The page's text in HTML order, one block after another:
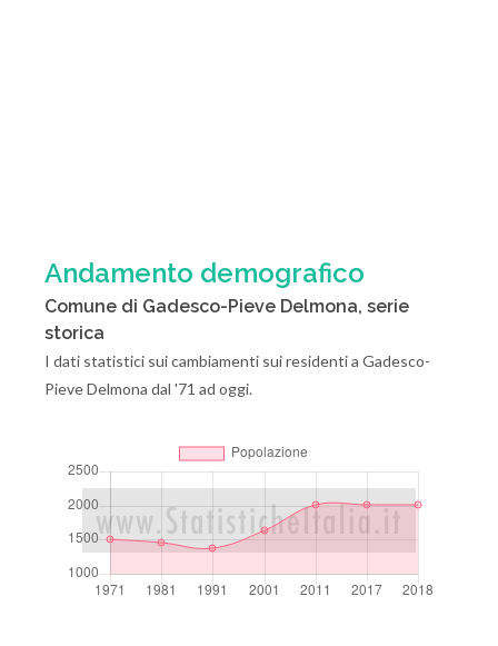
Andamento demografico
Comune di Gadesco-Pieve Delmona, serie
storica
I dati statistici sui cambiamenti sui residenti a Gadesco-
Pieve Delmona dal '71 ad oggi.